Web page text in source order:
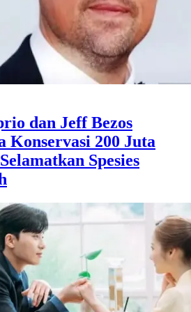
dan Jeff Bezos
Konservasi 200 Juta
Spesies